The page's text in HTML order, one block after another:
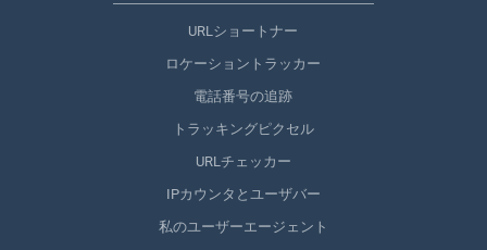
URLショートナー
ロケーショントラッカー
電話番号の追跡
トラッキングピクセル
URLチェッカー
IPカウンタとユーザバー
私のユーザーエージェント